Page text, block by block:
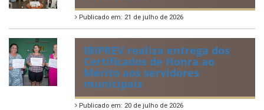
Publicado em: 21 de julho de 2026
IBIPREV realiza entrega dos
Certificados de Honra ao
Mérito aos servidores
municipais
Publicado em: 20 de julho de 2026